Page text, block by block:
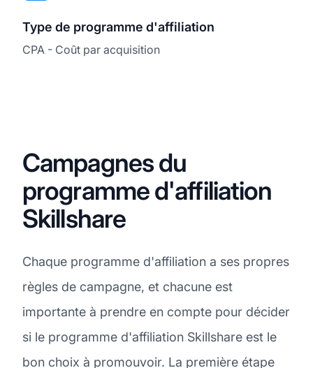
Type de programme d'affiliation
CPA - Coût par acquisition
Campagnes du
programme d'affiliation
Skillshare
Chaque programme d'affiliation a ses propres
règles de campagne, et chacune est
importante à prendre en compte pour décider
si le programme d'affiliation Skillshare est le
bon choix à promouvoir. La première étape